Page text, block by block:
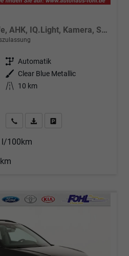
1.0 TSI 85 kW Life DSG Life, AHK, IQ.Light, Kamera, Side, ACC, Winter, 17-Zoll
Getriebe Automatik
Außenfarbe
Clear Blue Metallic
Kilometerstand
10 km
Angebot anfordern
Fahrzeugexpose (PDF)
Fahrzeug parken
l/100km